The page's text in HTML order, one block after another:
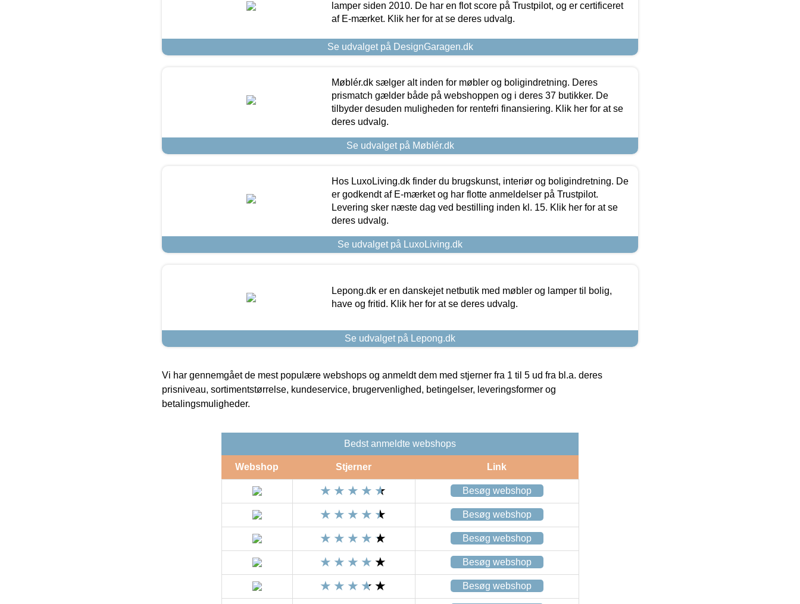
lamper siden 2010. De har en flot score på Trustpilot, og er certificeret
af E-mærket. Klik her for at se deres udvalg.
Se udvalget på DesignGaragen.dk
Møblér.dk sælger alt inden for møbler og boligindretning. Deres
prismatch gælder både på webshoppen og i deres 37 butikker. De
tilbyder desuden muligheden for rentefri finansiering. Klik her for at se
deres udvalg.
Se udvalget på Møblér.dk
Hos LuxoLiving.dk finder du brugskunst, interiør og boligindretning. De
er godkendt af E-mærket og har flotte anmeldelser på Trustpilot.
Levering sker næste dag ved bestilling inden kl. 15. Klik her for at se
deres udvalg.
Se udvalget på LuxoLiving.dk
Lepong.dk er en danskejet netbutik med møbler og lamper til bolig,
have og fritid. Klik her for at se deres udvalg.
Se udvalget på Lepong.dk
Vi har gennemgået de mest populære webshops og anmeldt dem med stjerner fra 1 til 5 ud fra bl.a. deres
prisniveau, sortimentstørrelse, kundeservice, brugervenlighed, betingelser, leveringsformer og
betalingsmuligheder.
Bedst anmeldte webshops
Webshop Stjerner Link
Besøg webshop
Besøg webshop
Besøg webshop
Besøg webshop
Besøg webshop